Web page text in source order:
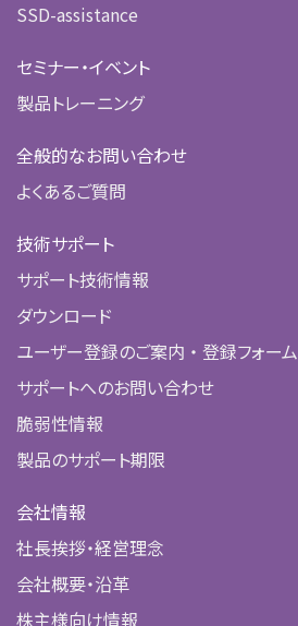
SSD-assistance
セミナー・イベント
製品トレーニング
全般的なお問い合わせ
よくあるご質問
技術サポート
サポート技術情報
ダウンロード
ユーザー登録のご案内 ・ 登録フォーム
サポートへのお問い合わせ
脆弱性情報
製品のサポート期限
会社情報
社長挨拶・経営理念
会社概要・沿革
株主様向け情報